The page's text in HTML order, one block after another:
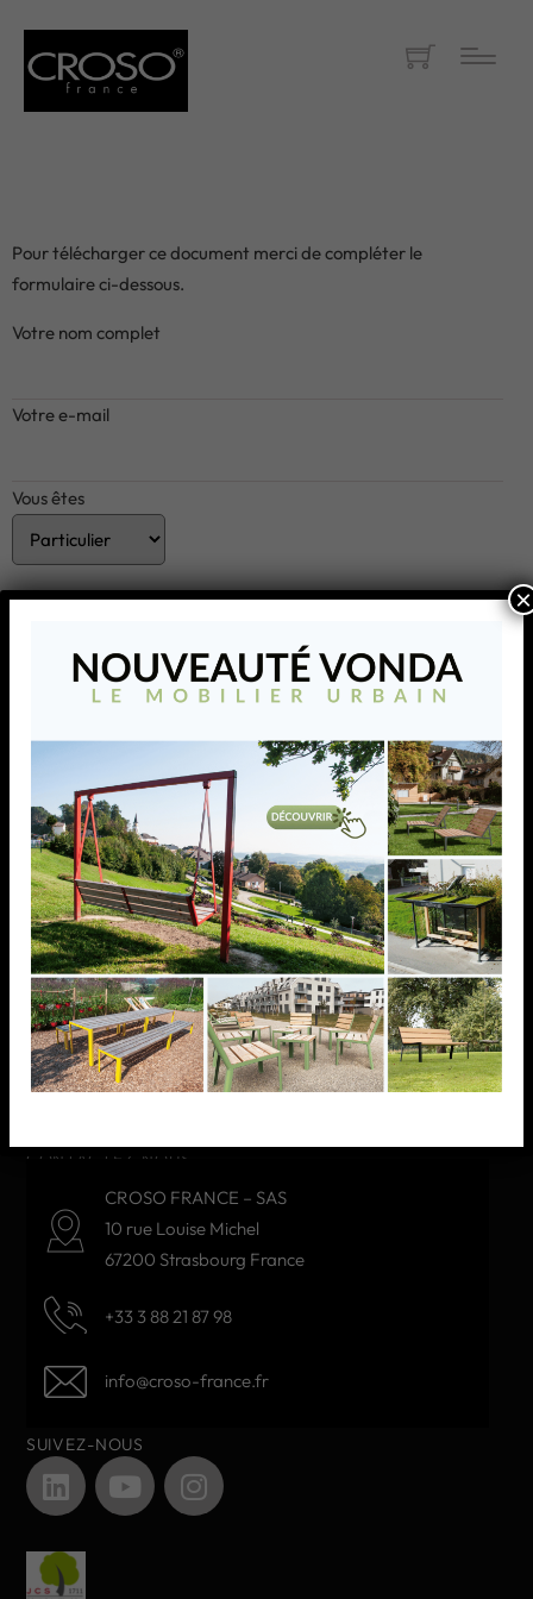
Pour télécharger ce document merci de compléter le
formulaire ci-dessous.
Votre nom complet
Votre e-mail
Vous êtes
CROSO FRANCE s’affirme comme le fournisseur de
systèmes innovants au travers de marques telles que
Crosilux® et convertit ses idées et ses visions en produits
de premier rang dotés d’un niveau de qualité élevé.
NOS PRODUITS
CONTACTEZ-NOUS
CROSO FRANCE – SAS
10 rue Louise Michel
67200 Strasbourg France
+33 3 88 21 87 98
info@croso-france.fr
SUIVEZ-NOUS
×